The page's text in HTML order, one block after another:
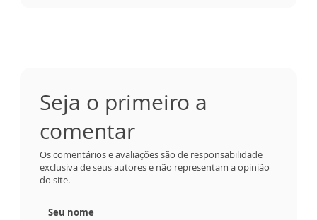
Seja o primeiro a
comentar
Os comentários e avaliações são de responsabilidade
exclusiva de seus autores e não representam a opinião
do site.
Seu nome